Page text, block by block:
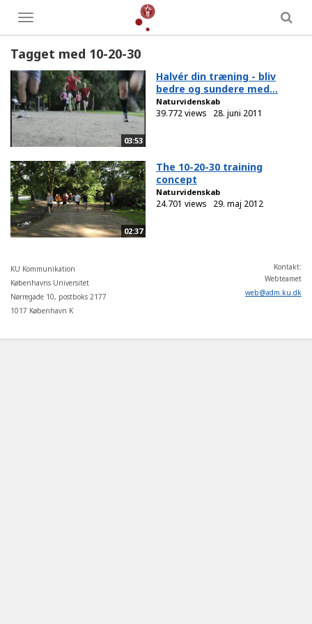
Toggle
menu
Tagget med 10-20-30
03:53
Halvér din træning - bliv
bedre og sundere med...
Naturvidenskab
39.772 views 28. juni 2011
02:37
The 10-20-30 training
concept
Naturvidenskab
24.701 views 29. maj 2012
KU Kommunikation
Københavns Universitet
Nørregade 10, postboks 2177
1017 København K
Kontakt:
Webteamet
web@adm.ku.dk